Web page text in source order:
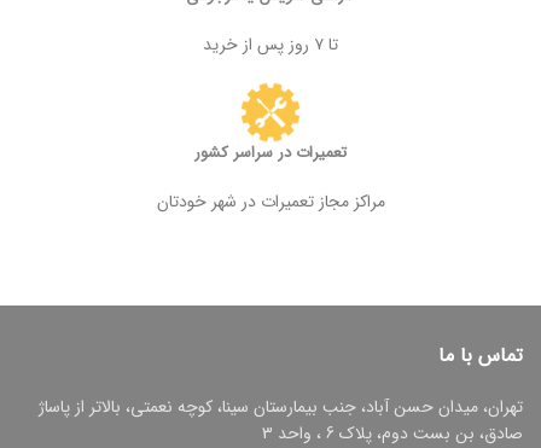
تا ۷ روز پس از خرید
تعمیرات در سراسر کشور
مراکز مجاز تعمیرات در شهر خودتان
تماس با ما
تهران، میدان حسن آباد، جنب بیمارستان سینا، کوچه نعمتی، بالاتر از پاساژ
صادق، بن بست دوم، پلاک 6 ، واحد 3